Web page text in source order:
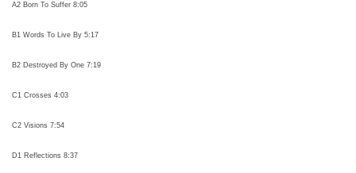
A2 Born To Suffer 8:05
B1 Words To Live By 5:17
B2 Destroyed By One 7:19
C1 Crosses 4:03
C2 Visions 7:54
D1 Reflections 8:37